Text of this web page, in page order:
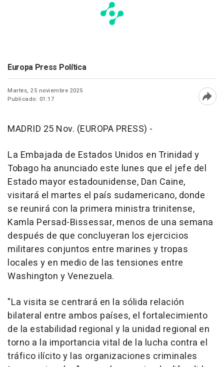
Europa Press Política
Martes, 25 noviembre 2025
Publicado: 01:17
MADRID 25 Nov. (EUROPA PRESS) -
La Embajada de Estados Unidos en Trinidad y
Tobago ha anunciado este lunes que el jefe del
Estado mayor estadounidense, Dan Caine,
visitará el martes el país sudamericano, donde
se reunirá con la primera ministra trinitense,
Kamla Persad-Bissessar, menos de una semana
después de que concluyeran los ejercicios
militares conjuntos entre marines y tropas
locales y en medio de las tensiones entre
Washington y Venezuela.
"La visita se centrará en la sólida relación
bilateral entre ambos países, el fortalecimiento
de la estabilidad regional y la unidad regional en
torno a la importancia vital de la lucha contra el
tráfico ilícito y las organizaciones criminales